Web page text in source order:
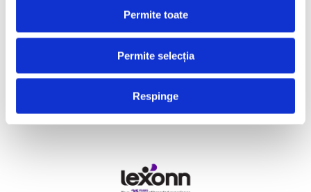
Permite toate
Permite selecția
Respinge